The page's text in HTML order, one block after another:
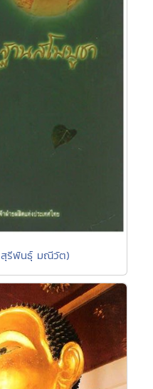
รีพันธุ์ มณีวัต)